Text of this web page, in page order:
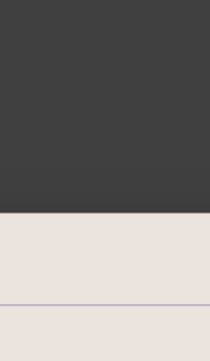
Büro- und
bildet die
AG). Aktuell